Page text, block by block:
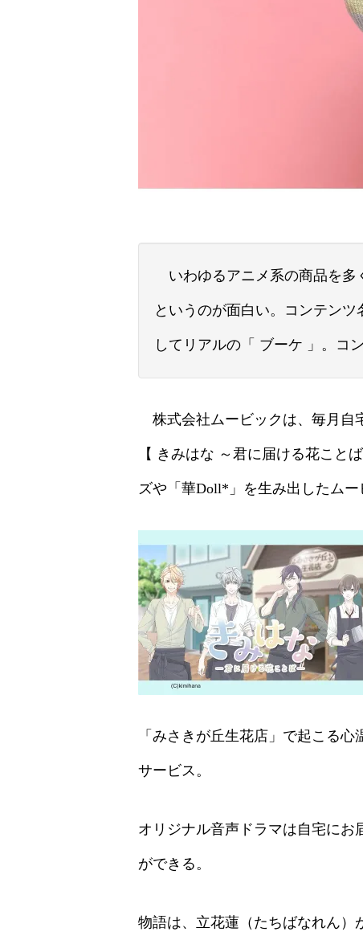
いわゆるアニメ系の商品を多
というのが面白い。コンテン
してリアルの「 ブーケ 」。コ
株式会社ムービックは、毎月自
【 きみはな ～君に届ける花こと
ズや「華Doll*」を生み出したム
「みさきが丘生花店」で起こる
サービス。
オリジナル音声ドラマは自宅にお
ができる。
物語は、立花蓮（たちばなれん）